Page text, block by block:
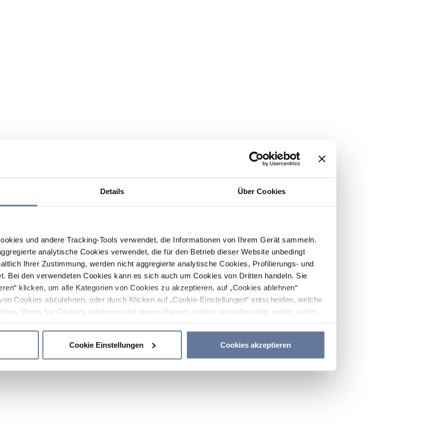
Details Über Cookies
und andere Tracking-Tools verwendet, die Informationen von Ihrem Gerät sammeln.
analytische Cookies verwendet, die für den Betrieb dieser Website unbedingt
Ihrer Zustimmung, werden nicht aggregierte analytische Cookies, Profilierungs- und
Bei den verwendeten Cookies kann es sich auch um Cookies von Dritten handeln. Sie
klicken, um alle Kategorien von Cookies zu akzeptieren, auf „Cookies ablehnen“
Cookies abzulehnen, oder durch Klicken auf „Cookie-Einstellungen“ entscheiden, welche
Wenn Sie Cookies ablehnen oder dieses Banner einfach schließen oder weiter surfen,
Cookie Einstellungen Cookies akzeptieren